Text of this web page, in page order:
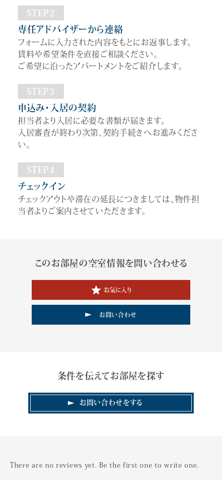
STEP2
専任アドバイザーから連絡
フォームに入力された内容をもとにお返事します。
賃料や希望条件を直接ご相談ください。
ご希望に沿ったアパートメントをご紹介します。
STEP3
申込み・入居の契約
担当者より入居に必要な書類が届きます。
入居審査が終わり次第、契約手続きへお進みくださ
い。
STEP4
チェックイン
チェックアウトや滞在の延長につきましては、物件担
当者よりご案内させていただきます。
このお部屋の空室情報を問い合わせる
お気に入り
お問い合わせ
条件を伝えてお部屋を探す
お問い合わせをする
There are no reviews yet. Be the first one to write one.